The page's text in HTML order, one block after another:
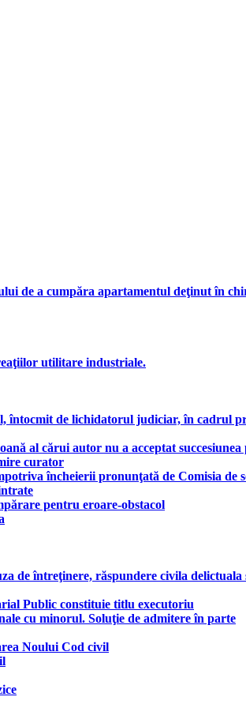
de a cumpăra apartamentul deţinut în
utilitare industriale.
de lichidatorul judiciar, în cadrul
al cărui autor nu a acceptat
curator
încheierii pronunţată de Comisia
pentru eroare-obstacol
de întreţinere, răspundere civila
Public constituie titlu executoriu
cu minorul. Soluţie de admitere în parte
Noului Cod civil